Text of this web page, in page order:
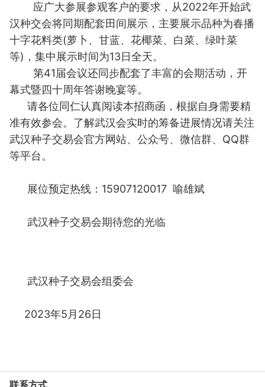
应广大参展参观客户的要求，从2022年开始武
汉种交会将同期配套田间展示，主要展示品种为春播
十字花料类(萝卜、甘蓝、花椰菜、白菜、绿叶菜
等)，集中展示时间为13日全天。
第41届会议还同步配套了丰富的会期活动，开
幕式暨四十周年答谢晚宴等。
请各位同仁认真阅读本招商函，根据自身需要精
准有效参会。了解武汉会实时的筹备进展情况请关注
武汉种子交易会官方网站、公众号、微信群、QQ群
等平台。
展位预定热线：15907120017 喻雄斌
武汉种子交易会期待您的光临
武汉种子交易会组委会
2023年5月26日
联系方式